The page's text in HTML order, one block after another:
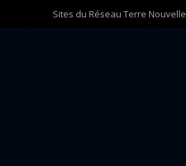
Sites du Réseau Terre Nouvelle